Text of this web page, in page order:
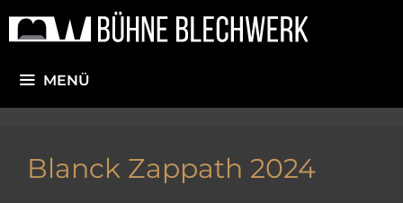
Zum
Inhalt
MENÜ
Blanck Zappath 2024